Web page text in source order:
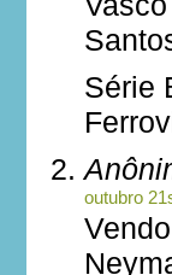
Série
outubro